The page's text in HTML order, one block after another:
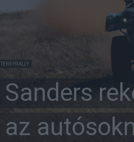
TEREPRALLY
Sanders
az